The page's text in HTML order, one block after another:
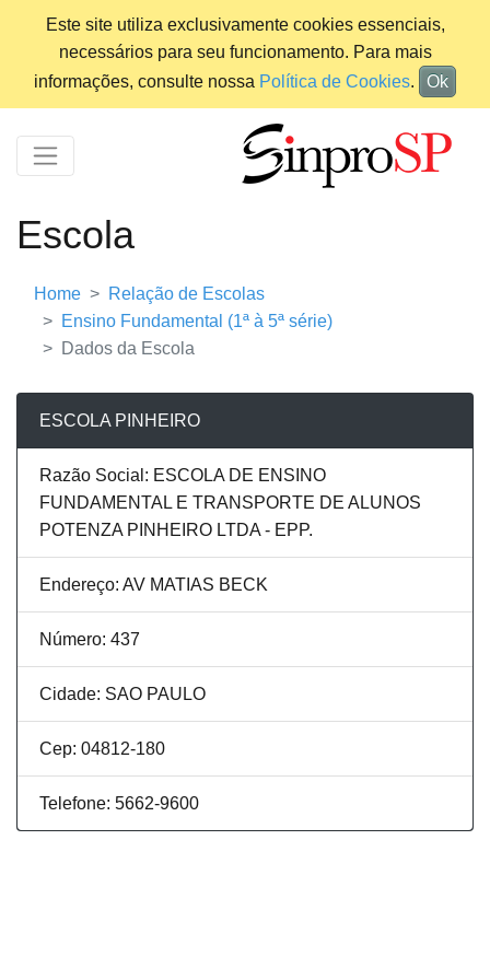
Este site utiliza exclusivamente cookies essenciais,
necessários para seu funcionamento. Para mais
informações, consulte nossa Política de Cookies. Ok
Escola
Home
Relação de Escolas
Ensino Fundamental (1ª à 5ª série)
Dados da Escola
ESCOLA PINHEIRO
Razão Social: ESCOLA DE ENSINO
FUNDAMENTAL E TRANSPORTE DE ALUNOS
POTENZA PINHEIRO LTDA - EPP.
Endereço: AV MATIAS BECK
Número: 437
Cidade: SAO PAULO
Cep: 04812-180
Telefone: 5662-9600